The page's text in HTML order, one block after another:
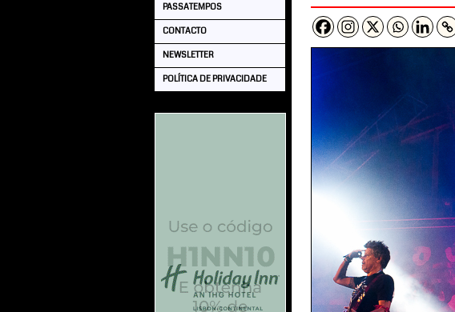
PASSATEMPOS
CONTACTO
NEWSLETTER
POLÍTICA DE PRIVACIDADE